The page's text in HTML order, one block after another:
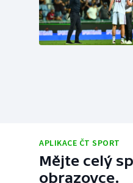
APLIKACE ČT SPORT
Mějte celý
obrazovce.